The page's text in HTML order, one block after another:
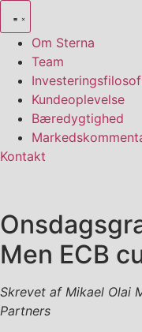
til
indholdOm Sterna
Team
Kundeoplevelse
Bæredygtighed
Kontakt
Men ECB
Skrevet af Mikael Olai
Partners